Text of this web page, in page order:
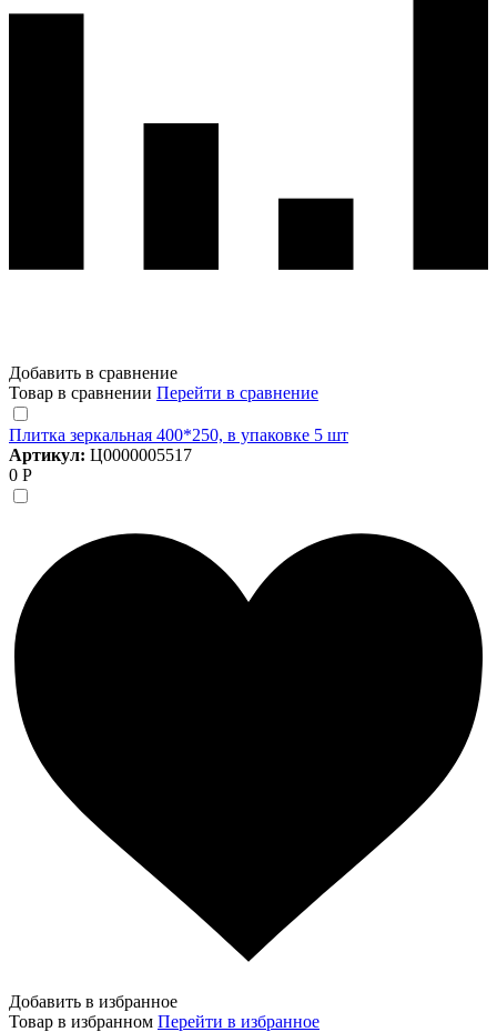
Добавить в сравнение
Товар в сравнении Перейти в сравнение
Плитка зеркальная 400*250, в упаковке 5 шт
Артикул: Ц0000005517
0 Р
Добавить в избранное
Товар в избранном Перейти в избранное